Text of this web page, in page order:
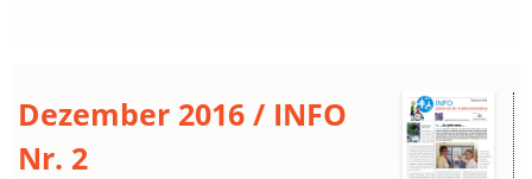
Dezember 2016 / INFO
Nr. 2